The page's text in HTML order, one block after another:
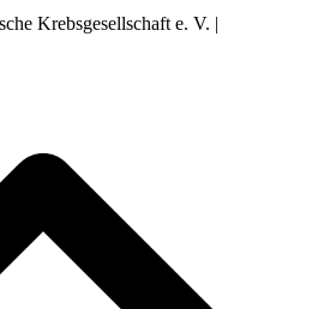
Krebsgesellschaft e. V. |